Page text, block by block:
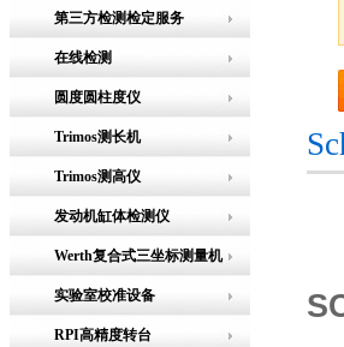
第三方检测检定服务
在线检测
圆度圆柱度仪
Trimos测长机
Trimos测高仪
发动机缸体检测仪
Werth复合式三坐标测量机
实验室校准设备
RPI高精度转台